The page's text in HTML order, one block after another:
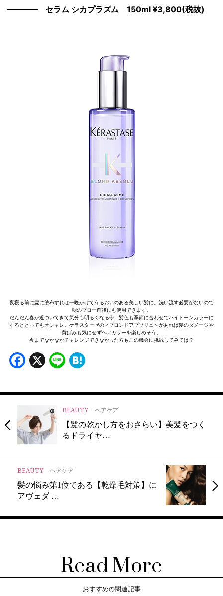
セラム シカプラズム 150ml ¥3,800(税抜)
夜寝る前に髪に塗布すれば一晩かけてうるおいのある美しい髪に。洗い流す必要がないので
朝のブロー前後にも使用できます。
だんだん春が近づいてきて気分も明るくなる今、髪色も季節に合わせてハイトーンカラーに
するととってもオシャレ。ケラスターゼの＜ブロンドアブソリュ＞があれば髪のダメージや
黄ばみも気にせずヘアカラーを楽しめそう。
今までなかなかチャレンジできなかった方もこの機会に挑戦してみては？
Facebook
X Line
BEAUTY ヘアケア
【髪の乾かし方をおさらい】美髪をつく
るドライヤ…
BEAUTY ヘアケア
髪の悩み第1位である【乾燥毛対策】に
アヴェダ …
Read More
おすすめの関連記事